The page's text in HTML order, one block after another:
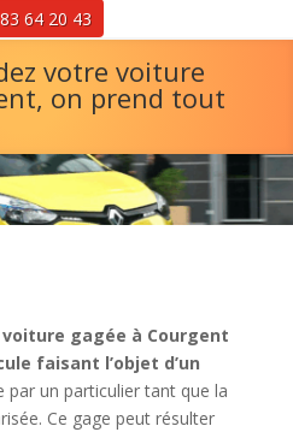
64 20 43
votre voiture
on prend tout
gagée à Courgent
faisant l’objet d’un
par un particulier tant que la
Ce gage peut résulter